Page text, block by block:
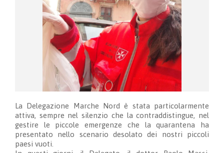
La Delegazione Marche Nord è stata particolarmente
attiva, sempre nel silenzio che la contraddistingue, nel
gestire le piccole emergenze che la quarantena ha
presentato nello scenario desolato dei nostri piccoli
paesi vuoti.